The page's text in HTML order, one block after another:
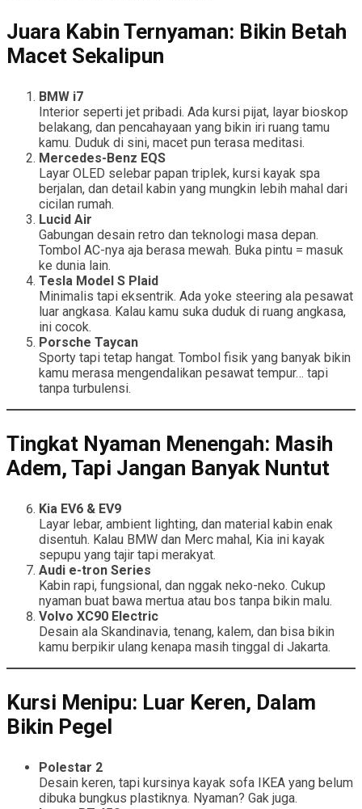
Juara Kabin Ternyaman: Bikin Betah
Macet Sekalipun
BMW i7
Interior seperti jet pribadi. Ada kursi pijat, layar bioskop
belakang, dan pencahayaan yang bikin iri ruang tamu
kamu. Duduk di sini, macet pun terasa meditasi.
Mercedes-Benz EQS
Layar OLED selebar papan triplek, kursi kayak spa
berjalan, dan detail kabin yang mungkin lebih mahal dari
cicilan rumah.
Lucid Air
Gabungan desain retro dan teknologi masa depan.
Tombol AC-nya aja berasa mewah. Buka pintu = masuk
ke dunia lain.
Tesla Model S Plaid
Minimalis tapi eksentrik. Ada yoke steering ala pesawat
luar angkasa. Kalau kamu suka duduk di ruang angkasa,
ini cocok.
Porsche Taycan
Sporty tapi tetap hangat. Tombol fisik yang banyak bikin
kamu merasa mengendalikan pesawat tempur… tapi
tanpa turbulensi.
Tingkat Nyaman Menengah: Masih
Adem, Tapi Jangan Banyak Nuntut
Kia EV6 & EV9
Layar lebar, ambient lighting, dan material kabin enak
disentuh. Kalau BMW dan Merc mahal, Kia ini kayak
sepupu yang tajir tapi merakyat.
Audi e-tron Series
Kabin rapi, fungsional, dan nggak neko-neko. Cukup
nyaman buat bawa mertua atau bos tanpa bikin malu.
Volvo XC90 Electric
Desain ala Skandinavia, tenang, kalem, dan bisa bikin
kamu berpikir ulang kenapa masih tinggal di Jakarta.
Kursi Menipu: Luar Keren, Dalam
Bikin Pegel
Polestar 2
Desain keren, tapi kursinya kayak sofa IKEA yang belum
dibuka bungkus plastiknya. Nyaman? Gak juga.